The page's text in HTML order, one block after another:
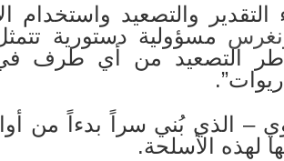
والتصعيد واستخدام
مسؤولية دستورية
التصعيد من أي طرف في
– الذي بُني سراً بدءاً من
لهذه الأسلحة.